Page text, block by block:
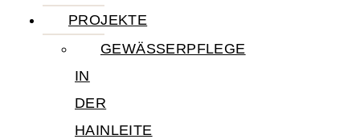
PROJEKTE
GEWÄSSERPFLEGE
IN
DER
HAINLEITE